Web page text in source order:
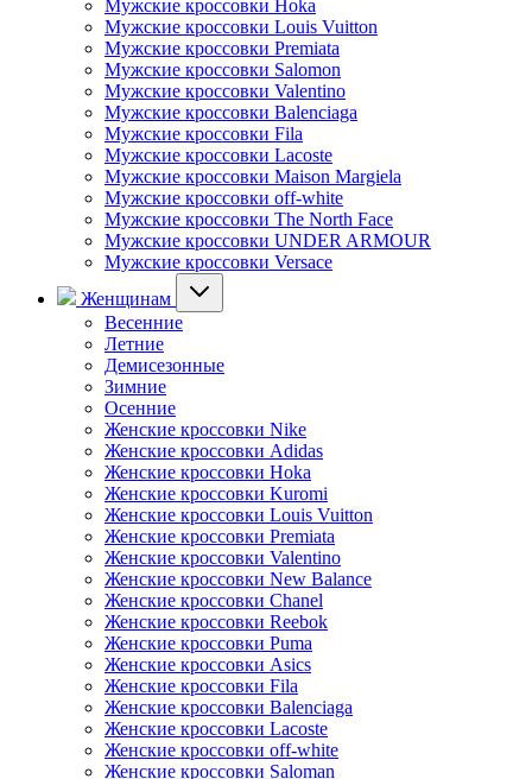
Мужские кроссовки Hoka
Мужские кроссовки Louis Vuitton
Мужские кроссовки Premiata
Мужские кроссовки Salomon
Мужские кроссовки Valentino
Мужские кроссовки Balenciaga
Мужские кроссовки Fila
Мужские кроссовки Lacoste
Мужские кроссовки Maison Margiela
Мужские кроссовки off-white
Мужские кроссовки The North Face
Мужские кроссовки UNDER ARMOUR
Мужские кроссовки Versace
Женщинам
Весенние
Летние
Демисезонные
Зимние
Осенние
Женские кроссовки Nike
Женские кроссовки Adidas
Женские кроссовки Hoka
Женские кроссовки Kuromi
Женские кроссовки Louis Vuitton
Женские кроссовки Premiata
Женские кроссовки Valentino
Женские кроссовки New Balance
Женские кроссовки Chanel
Женские кроссовки Reebok
Женские кроссовки Puma
Женские кроссовки Asics
Женские кроссовки Fila
Женские кроссовки Balenciaga
Женские кроссовки Lacoste
Женские кроссовки off-white
Женские кроссовки Saloman